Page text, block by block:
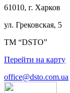
61010, г. Харков
ул. Грековская, 5
ТМ “DSTO”
Перейти на карту
office@dsto.com.ua